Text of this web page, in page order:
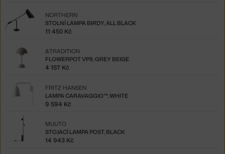
STOLNÍ LAMPA BIRDY, ALL BLACK
NORTHERN
11 450 Kč
FLOWERPOT VP9, GREY BEIGE
&TRADITION
4 157 Kč
LAMPA CARAVAGGIO™, WHITE
FRITZ HANSEN
9 594 Kč
STOJACÍ LAMPA POST, BLACK
MUUTO
14 943 Kč